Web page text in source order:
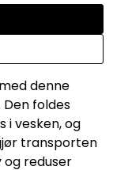
denne
foldes
i vesken, og
transporten
reduser